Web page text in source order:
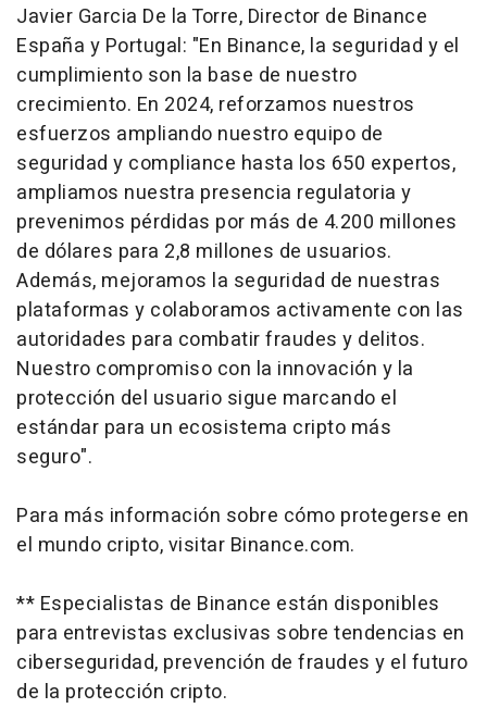
Javier Garcia De la Torre, Director de Binance
España y Portugal: "En Binance, la seguridad y el
cumplimiento son la base de nuestro
crecimiento. En 2024, reforzamos nuestros
esfuerzos ampliando nuestro equipo de
seguridad y compliance hasta los 650 expertos,
ampliamos nuestra presencia regulatoria y
prevenimos pérdidas por más de 4.200 millones
de dólares para 2,8 millones de usuarios.
Además, mejoramos la seguridad de nuestras
plataformas y colaboramos activamente con las
autoridades para combatir fraudes y delitos.
Nuestro compromiso con la innovación y la
protección del usuario sigue marcando el
estándar para un ecosistema cripto más
seguro".
Para más información sobre cómo protegerse en
el mundo cripto, visitar Binance.com.
** Especialistas de Binance están disponibles
para entrevistas exclusivas sobre tendencias en
ciberseguridad, prevención de fraudes y el futuro
de la protección cripto.